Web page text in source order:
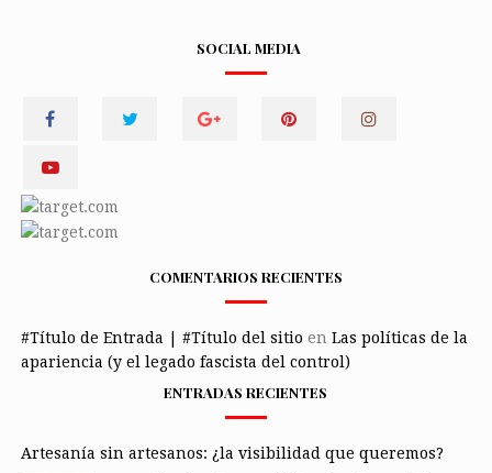
SOCIAL MEDIA
COMENTARIOS RECIENTES
#Título de Entrada | #Título del sitio en Las políticas de la
apariencia (y el legado fascista del control)
ENTRADAS RECIENTES
Artesanía sin artesanos: ¿la visibilidad que queremos?